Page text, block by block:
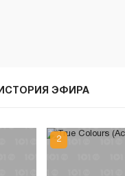
ИСТОРИЯ ЭФИРА